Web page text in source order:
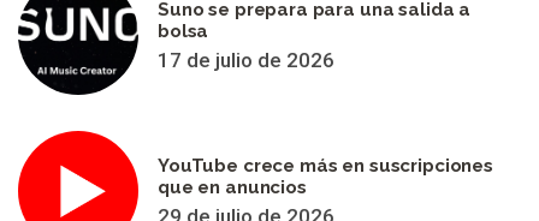
Suno se prepara para una salida a
bolsa
17 de julio de 2026
YouTube crece más en suscripciones
que en anuncios
29 de julio de 2026